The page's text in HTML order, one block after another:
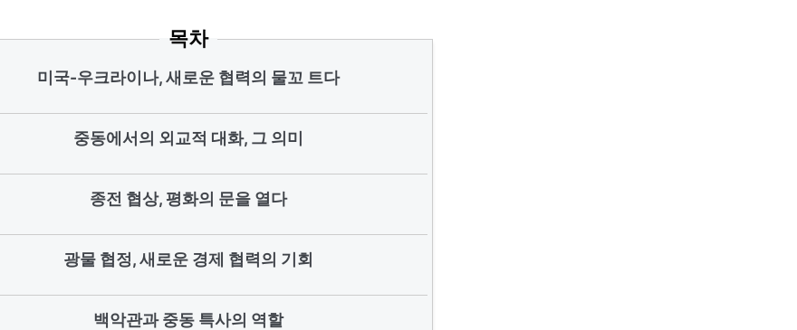
목차
미국-우크라이나, 새로운 협력의 물꼬 트다
중동에서의 외교적 대화, 그 의미
종전 협상, 평화의 문을 열다
광물 협정, 새로운 경제 협력의 기회
백악관과 중동 특사의 역할